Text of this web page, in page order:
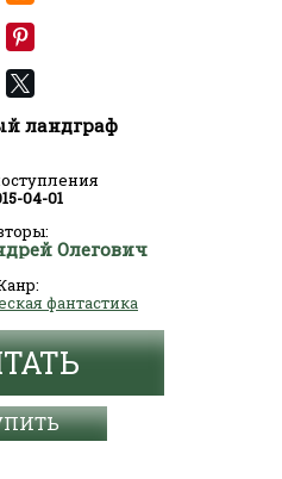
ландграф
04-01
Олегович
фантастика